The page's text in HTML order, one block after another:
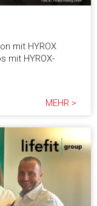
mit HYROX
mit HYROX-
MEHR >